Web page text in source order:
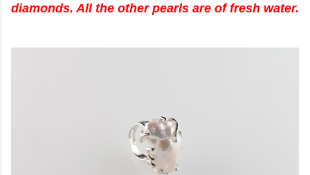
diamonds. All the other pearls are of fresh water.